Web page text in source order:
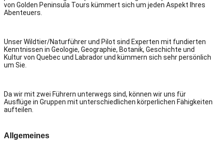
von Golden Peninsula Tours kümmert sich um jeden Aspekt Ihres
Abenteuers.
Unser Wildtier/Naturführer und Pilot sind Experten mit fundierten
Kenntnissen in Geologie, Geographie, Botanik, Geschichte und
Kultur von Quebec und Labrador und kümmern sich sehr persönlich
um Sie.
Da wir mit zwei Führern unterwegs sind, können wir uns für
Ausflüge in Gruppen mit unterschiedlichen körperlichen Fähigkeiten
aufteilen.
Allgemeines